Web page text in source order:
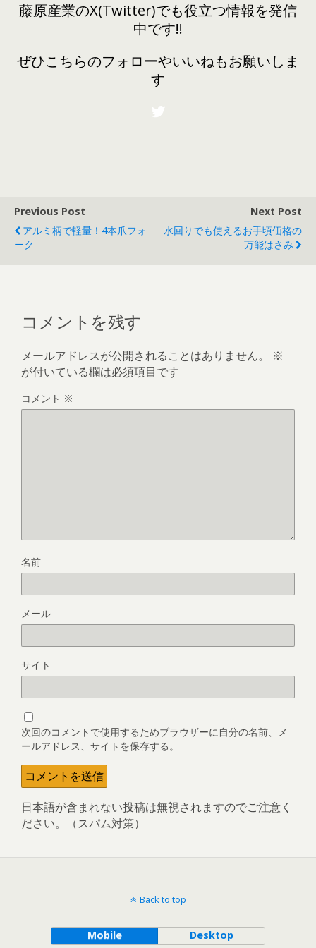
藤原産業のX(Twitter)でも役立つ情報を発信
中です!!
ぜひこちらのフォローやいいねもお願いしま
す
Twitter
Previous Post
アルミ柄で軽量！4本爪フォ
ーク
Next Post
水回りでも使えるお手頃価格の
万能はさみ
コメントを残す
メールアドレスが公開されることはありません。
※
が付いている欄は必須項目です
コメント ※
名前
メール
サイト
次回のコメントで使用するためブラウザーに自分の名前、メ
ールアドレス、サイトを保存する。
日本語が含まれない投稿は無視されますのでご注意く
ださい。（スパム対策）
Back to top
Mobile Desktop